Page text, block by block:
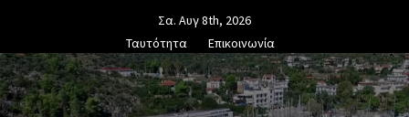
content
Σα. Αυγ 8th, 2026
Ταυτότητα
Επικοινωνία